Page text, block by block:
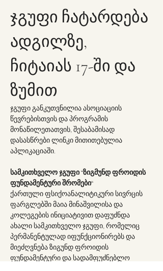
ჯგუფი ჩატარდება
ადგილზე,
ჩიტაიას 17-ში და
ზუმით
ჯგუფი განკუთვნილია ასოციაციის
წევრებისთვის და პროგრამის
მონაწილეთათვის, შესაბამისად
დასასწრები ლინკი მითითებულია
აპლიკაციაში.
სამკითხველო ჯგუფი “ზიგმუნდ ფროიდის
ფუნდამენტური შრომები“
ქართული ფსიქოანალიტიკური სივრცის
ფარგლებში მაია მინაშვილისა და
კოლეგების ინიციატივით დაფუძნდა
ახალი სამკითხველო ჯგუფი, რომელიც
პერმანენტულად იფუნქციონირებს და
მიეძღვნება ზიგუნდ ფროიდის
ფუნდამენტური და სადამფუძნებლო